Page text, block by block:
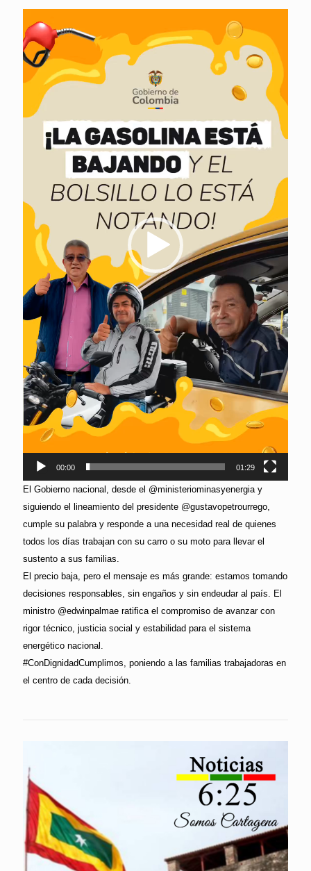
de
vídeo
00:00 01:29
El Gobierno nacional, desde el @ministeriominasyenergia y
siguiendo el lineamiento del presidente @gustavopetrourrego,
cumple su palabra y responde a una necesidad real de quienes
todos los días trabajan con su carro o su moto para llevar el
sustento a sus familias.
El precio baja, pero el mensaje es más grande: estamos tomando
decisiones responsables, sin engaños y sin endeudar al país. El
ministro @edwinpalmae ratifica el compromiso de avanzar con
rigor técnico, justicia social y estabilidad para el sistema
energético nacional.
#ConDignidadCumplimos, poniendo a las familias trabajadoras en
el centro de cada decisión.